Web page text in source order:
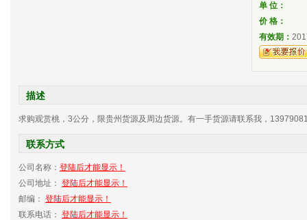
单 位：
价 格：
有效期：
描述
求购观赏桃，3公分，限贵州货源及周边货源。有一手货源请联系我，
联系方式
公司名称： 登陆后才能显示！
公司地址： 登陆后才能显示！
邮编： 登陆后才能显示！
联系电话： 登陆后才能显示！